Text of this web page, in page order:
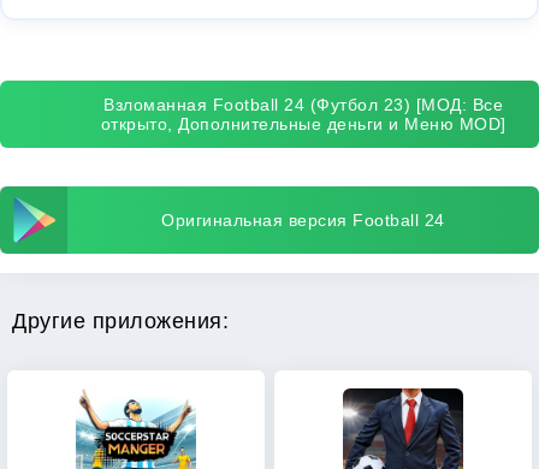
Взломанная Football 24 (Футбол 23) [МОД: Все
открыто, Дополнительные деньги и Меню MOD]
Оригинальная версия Football 24
Другие приложения: